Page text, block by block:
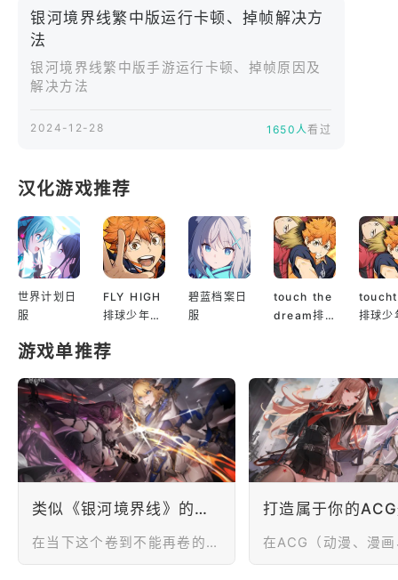
银河境界线繁中版运行卡顿、掉帧解决方
法
银河境界线繁中版手游运行卡顿、掉帧原因及
解决方法
2024-12-28 1650人看过
汉化游戏推荐
世界计划日
服
FLY HIGH
排球少年日
碧蓝档案日
服
touch the
dream排
排球少
游戏单推荐
类似《银河境界线》的二次元战棋类手游推荐：极致策略，无限可能
在当下这个卷到不能再卷的游戏环境下，二三线厂商做二次元游戏其实都不太乐观，而且有星铁跟鸣潮这两位大哥在前，想要打出一片天实属不易。《银河境界线》是一款由名不见经传的20人团队开发的游戏，还打上了“太空歌剧+战棋”这两个小众硬核的标签。就是这样一款游戏，首测就在 TapTap 上拿到了8.5的高分，全平台预约超过20万，底下玩家的反馈评论动辄几百上千字，都称其为《硬核境界线》。该作在世界观上属于科幻题材的作品，以千百年后的世界为蓝本，构架了一个关于太空歌剧的故事，市面上大家感知度比较高的《流浪地球2》和《三体》也属于此类题材。 下面，小编将推荐几款类似《银河境界线》的二次元战棋类手游，让我们重新定义战棋的魅力吧！